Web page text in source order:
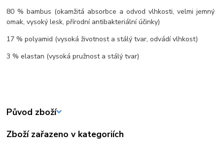
80 % bambus (okamžitá absorbce a odvod vlhkosti, velmi jemný
omak, vysoký lesk, přírodní antibakteriální účinky)
17 % polyamid (vysoká životnost a stálý tvar, odvádí vlhkost)
3 % elastan (vysoká pružnost a stálý tvar)
Původ zboží
Zboží zařazeno v kategoriích